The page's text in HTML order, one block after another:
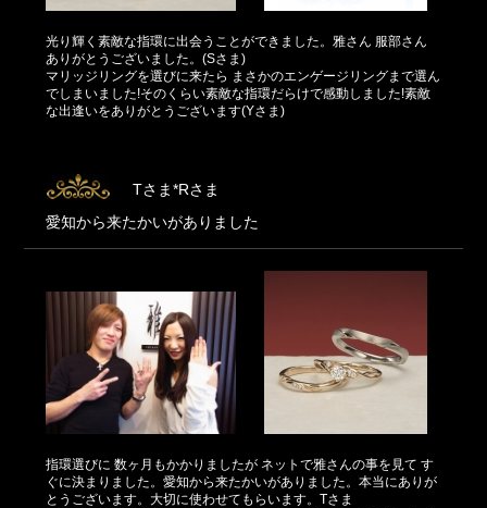
光り輝く素敵な指環に出会うことができました。雅さん 服部さん
ありがとうございました。(Sさま)
マリッジリングを選びに来たら まさかのエンゲージリングまで選ん
でしまいました!そのくらい素敵な指環だらけで感動しました!素敵
な出逢いをありがとうございます(Yさま)
Tさま*Rさま
愛知から来たかいがありました
指環選びに 数ヶ月もかかりましたが ネットで雅さんの事を見て す
ぐに決まりました。愛知から来たかいがありました。本当にありが
とうございます。大切に使わせてもらいます。Tさま